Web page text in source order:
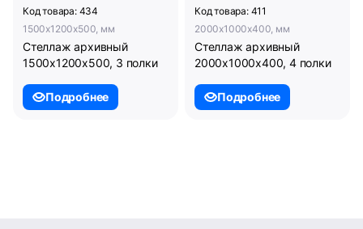
Код товара: 434
1500x1200x500, мм
Стеллаж архивный
1500х1200х500, 3 полки
Подробнее
Код товара: 411
2000x1000x400, мм
Стеллаж архивный
2000х1000х400, 4 полки
Подробнее